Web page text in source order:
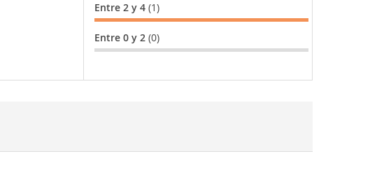
Entre 2 y 4 (1)
Entre 0 y 2 (0)